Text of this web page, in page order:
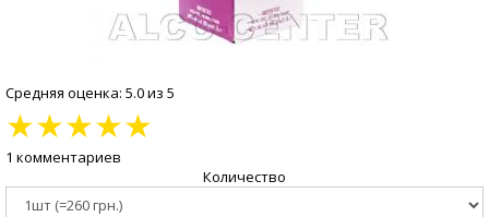
Средняя оценка: 5.0 из 5
★★★★★
1 комментариев
Количество